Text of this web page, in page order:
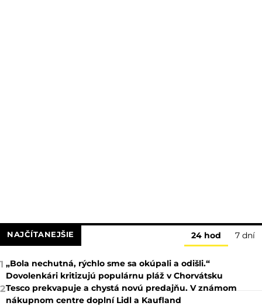
NAJČÍTANEJŠIE 24 hod 7 dní
1 „Bola nechutná, rýchlo sme sa okúpali a odišli.“
Dovolenkári kritizujú populárnu pláž v Chorvátsku
2Tesco prekvapuje a chystá novú predajňu. V známom
nákupnom centre doplní Lidl a Kaufland